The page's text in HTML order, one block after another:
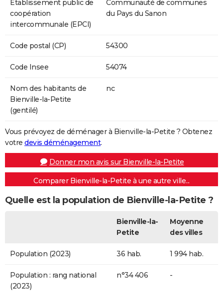
Etablissement public de
coopération
intercommunale (EPCI)
Communauté de communes
du Pays du Sanon
Code postal (CP) 54300
Code Insee 54074
Nom des habitants de
Bienville-la-Petite
(gentilé)
nc
Vous prévoyez de déménager à Bienville-la-Petite ? Obtenez
votre devis déménagement.
Donner mon avis sur Bienville-la-Petite
Comparer Bienville-la-Petite à une autre ville...
Quelle est la population de Bienville-la-Petite ?
Bienville-la-
Petite
Moyenne
des villes
Population (2023) 36 hab. 1 994 hab.
Population : rang national
(2023)
n°34 406 -